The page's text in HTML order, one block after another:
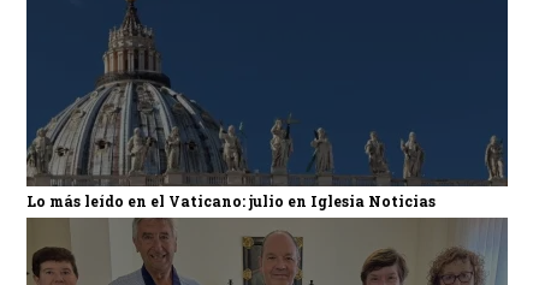
Lo más leído en el Vaticano: julio en Iglesia Noticias